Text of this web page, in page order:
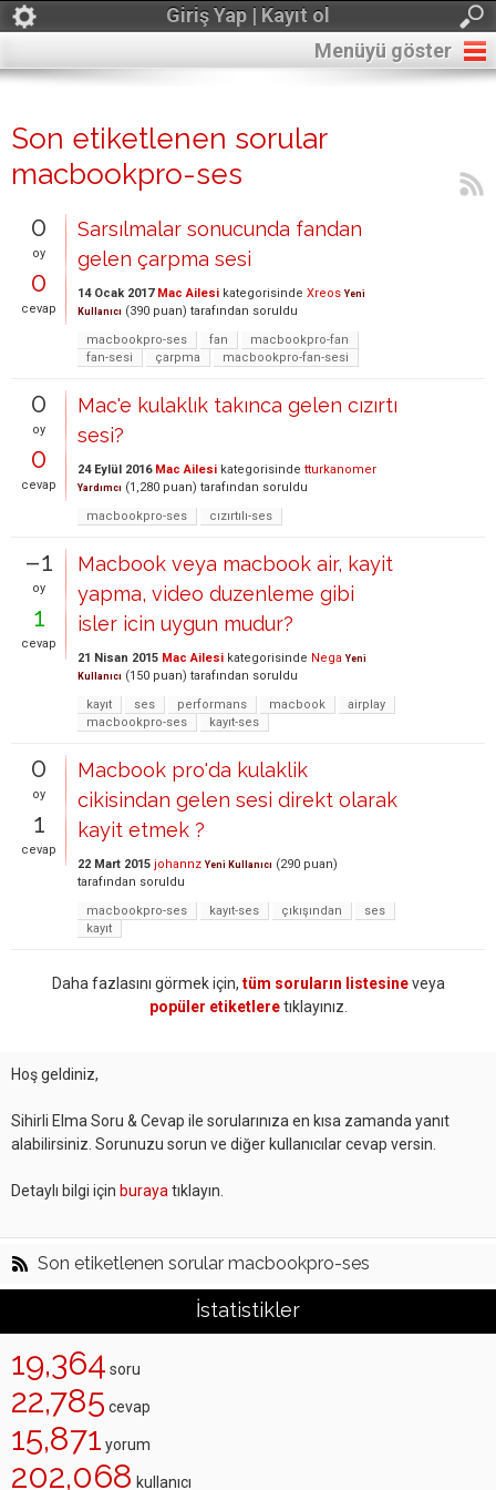
Giriş Yap | Kayıt ol
Menüyü göster
Son etiketlenen sorular
macbookpro-ses
0
oy
0
cevap
Sarsılmalar sonucunda fandan
gelen çarpma sesi
14 Ocak 2017 Mac Ailesi kategorisinde Xreos Yeni
Kullanıcı (390 puan) tarafından soruldu
macbookpro-ses
fan
macbookpro-fan
fan-sesi
çarpma macbookpro-fan-sesi
0
oy
0
cevap
Mac'e kulaklık takınca gelen cızırtı
sesi?
24 Eylül 2016 Mac Ailesi kategorisinde tturkanomer
Yardımcı (1,280 puan) tarafından soruldu
macbookpro-ses
cızırtılı-ses
–1
oy
1
cevap
Macbook veya macbook air, kayit
yapma, video duzenleme gibi
isler icin uygun mudur?
21 Nisan 2015 Mac Ailesi kategorisinde Nega Yeni
Kullanıcı (150 puan) tarafından soruldu
kayıt
ses performans macbook
airplay
macbookpro-ses
kayıt-ses
0
oy
1
cevap
Macbook pro'da kulaklik
cikisindan gelen sesi direkt olarak
kayit etmek ?
22 Mart 2015 johannz Yeni Kullanıcı (290 puan)
tarafından soruldu
macbookpro-ses
kayıt-ses çıkışından
ses
kayıt
Daha fazlasını görmek için, tüm soruların listesineveya
popüler etiketleretıklayınız.
Hoş geldiniz,
Sihirli Elma Soru & Cevap ile sorularınıza en kısa zamanda yanıt
alabilirsiniz. Sorunuzu sorun ve diğer kullanıcılar cevap versin.
Detaylı bilgi için buraya tıklayın.
Son etiketlenen sorular macbookpro-ses
İstatistikler
19,364 soru
22,785 cevap
15,871 yorum
202,068 kullanıcı